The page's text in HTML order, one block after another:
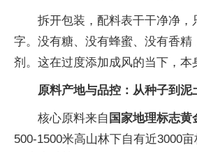
拆开包装，配料表干干净净，
字。没有糖、没有蜂蜜、没有香精
剂。这在过度添加成风的当下，本
原料产地与品控：从种子到泥
核心原料来自 国家地理标志黄
500-1500米高山林下自有近3000